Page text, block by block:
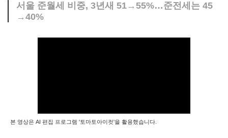
서울 준월세 비중, 3년새 51→55%…준전세는 45
→40%
본 영상은 AI 편집 프로그램 '토마토아이컷'을 활용했습니다.